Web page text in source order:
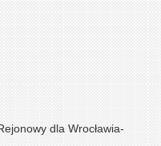
dla Wrocławia-